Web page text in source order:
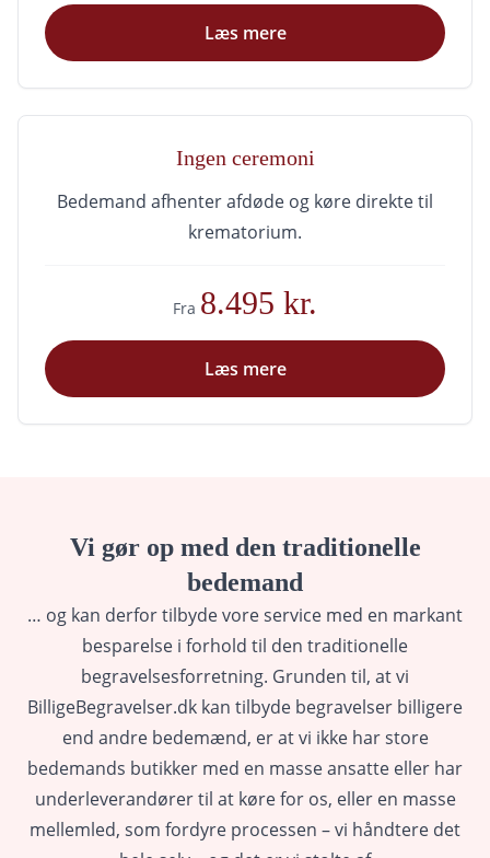
Læs mere
Ingen ceremoni
Bedemand afhenter afdøde og køre direkte til
krematorium.
Fra 8.495 kr.
Læs mere
Vi gør op med den traditionelle
bedemand
… og kan derfor tilbyde vore service med en markant
besparelse i forhold til den traditionelle
begravelsesforretning. Grunden til, at vi
BilligeBegravelser.dk kan tilbyde begravelser billigere
end andre bedemænd, er at vi ikke har store
bedemands butikker med en masse ansatte eller har
underleverandører til at køre for os, eller en masse
mellemled, som fordyre processen – vi håndtere det